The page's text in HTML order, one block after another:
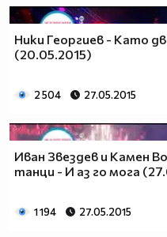
Ники Георгиев - Като
(20.05.2015)
2 504 27.05.2015
Иван Звездев и Камен
танци - И аз го мога
1 194 27.05.2015